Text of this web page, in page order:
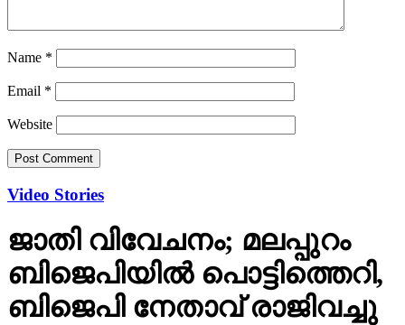
Name *
Email *
Website
Video Stories
ജാതി വിവേചനം; മലപ്പുറം
ബിജെപിയില്‍ പൊട്ടിത്തെറി,
ബിജെപി നേതാവ് രാജിവച്ചു